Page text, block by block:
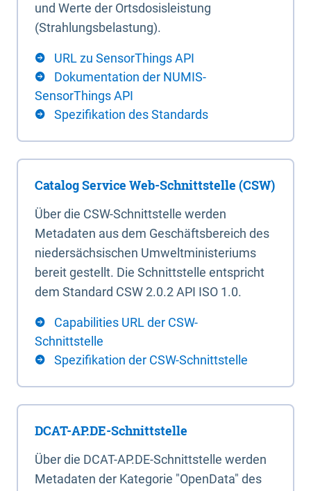
und Werte der Ortsdosisleistung
(Strahlungsbelastung).
URL zu SensorThings API
Dokumentation der NUMIS-
SensorThings API
Spezifikation des Standards
Catalog Service Web-Schnittstelle (CSW)
Über die CSW-Schnittstelle werden
Metadaten aus dem Geschäftsbereich des
niedersächsischen Umweltministeriums
bereit gestellt. Die Schnittstelle entspricht
dem Standard CSW 2.0.2 API ISO 1.0.
Capabilities URL der CSW-
Schnittstelle
Spezifikation der CSW-Schnittstelle
DCAT-AP.DE-Schnittstelle
Über die DCAT-AP.DE-Schnittstelle werden
Metadaten der Kategorie "OpenData" des